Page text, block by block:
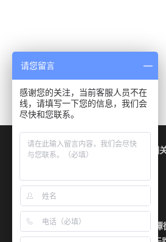
公司简介 相
地址：四川省成都市成华区龙
请您留言
感谢您的关注，当前客服人员不在
线，请填写一下您的信息，我们会
尽快和您联系。